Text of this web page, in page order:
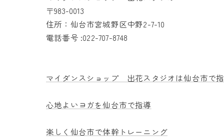
〒983-0013
住所：仙台市宮城野区中野2-7-10
電話番号 :022-707-8748
マイダンスショップ 出花スタジオは仙台市で
心地よいヨガを仙台市で指導
楽しく仙台市で体幹トレーニング